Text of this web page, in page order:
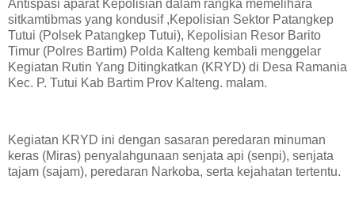
Antispasi aparat Kepolisian dalam rangka memelihara
sitkamtibmas yang kondusif ,Kepolisian Sektor Patangkep
Tutui (Polsek Patangkep Tutui), Kepolisian Resor Barito
Timur (Polres Bartim) Polda Kalteng kembali menggelar
Kegiatan Rutin Yang Ditingkatkan (KRYD) di Desa Ramania
Kec. P. Tutui Kab Bartim Prov Kalteng. malam.
Kegiatan KRYD ini dengan sasaran peredaran minuman
keras (Miras) penyalahgunaan senjata api (senpi), senjata
tajam (sajam), peredaran Narkoba, serta kejahatan tertentu.